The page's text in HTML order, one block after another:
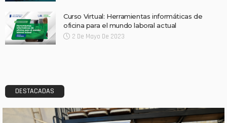
Curso Virtual: Herramientas informáticas de
oficina para el mundo laboral actual
2 De Mayo De 2023
DESTACADAS